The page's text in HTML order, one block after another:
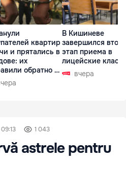
квартир
и прятались в
их
обратно в
В Кишиневе
завершился
этап приема в
лицейские
вчера
1 043
astrele pentru